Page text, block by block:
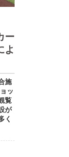
ー
よ
施
ッ
覧
が
く